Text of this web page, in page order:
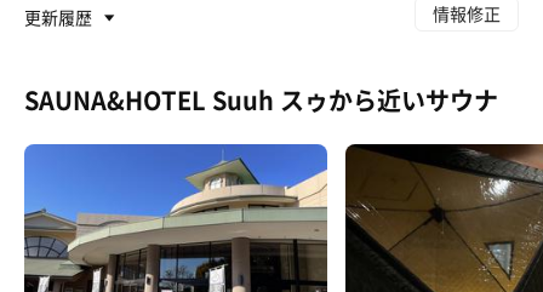
更新履歴
情報修正
SAUNA&HOTEL Suuh スゥから近いサウナ